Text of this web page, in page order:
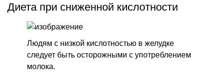
Диета при сниженной кислотности
Людям с низкой кислотностью в желудке
следует быть осторожными с употреблением
молока.